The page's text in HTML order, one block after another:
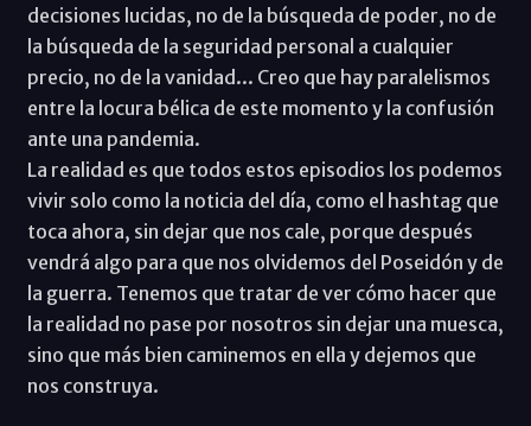
decisiones lucidas, no de la búsqueda de poder, no de
la búsqueda de la seguridad personal a cualquier
precio, no de la vanidad... Creo que hay paralelismos
entre la locura bélica de este momento y la confusión
ante una pandemia.
La realidad es que todos estos episodios los podemos
vivir solo como la noticia del día, como el hashtag que
toca ahora, sin dejar que nos cale, porque después
vendrá algo para que nos olvidemos del Poseidón y de
la guerra. Tenemos que tratar de ver cómo hacer que
la realidad no pase por nosotros sin dejar una muesca,
sino que más bien caminemos en ella y dejemos que
nos construya.